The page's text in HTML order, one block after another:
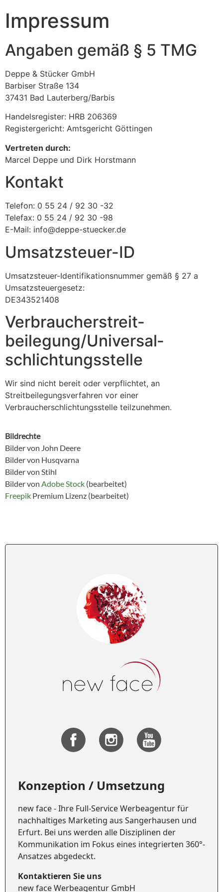
Impressum
Angaben gemäß § 5 TMG
Deppe & Stücker GmbH
Barbiser Straße 134
37431 Bad Lauterberg/Barbis
Handelsregister: HRB 206369
Registergericht: Amtsgericht Göttingen
Vertreten durch:
Marcel Deppe und Dirk Horstmann
Kontakt
Telefon: 0 55 24 / 92 30 -32
Telefax: 0 55 24 / 92 30 -98
E-Mail: info@deppe-stuecker.de
Umsatzsteuer-ID
Umsatzsteuer-Identifikationsnummer gemäß § 27 a
Umsatzsteuergesetz:
DE343521408
Verbraucher­streit­
beilegung/Universal­
schlichtungs­stelle
Wir sind nicht bereit oder verpflichtet, an
Streitbeilegungsverfahren vor einer
Verbraucherschlichtungsstelle teilzunehmen.
Bildrechte
Bilder von John Deere
Bilder von Husqvarna
Bilder von Stihl
Bilder von Adobe Stock (bearbeitet)
Freepik Premium Lizenz (bearbeitet)
Konzeption / Umsetzung
new face - Ihre Full-Service Werbeagentur für
nachhaltiges Marketing aus Sangerhausen und
Erfurt. Bei uns werden alle Disziplinen der
Kommunikation im Fokus eines integrierten 360°-
Ansatzes abgedeckt.
Kontaktieren Sie uns
new face Werbeagentur GmbH